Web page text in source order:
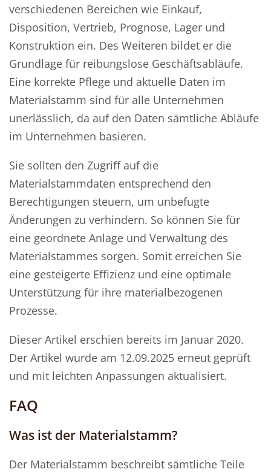
verschiedenen Bereichen wie Einkauf,
Disposition, Vertrieb, Prognose, Lager und
Konstruktion ein. Des Weiteren bildet er die
Grundlage für reibungslose Geschäftsabläufe.
Eine korrekte Pflege und aktuelle Daten im
Materialstamm sind für alle Unternehmen
unerlässlich, da auf den Daten sämtliche Abläufe
im Unternehmen basieren.
Sie sollten den Zugriff auf die
Materialstammdaten entsprechend den
Berechtigungen steuern, um unbefugte
Änderungen zu verhindern. So können Sie für
eine geordnete Anlage und Verwaltung des
Materialstammes sorgen. Somit erreichen Sie
eine gesteigerte Effizienz und eine optimale
Unterstützung für ihre materialbezogenen
Prozesse.
Dieser Artikel erschien bereits im Januar 2020.
Der Artikel wurde am 12.09.2025 erneut geprüft
und mit leichten Anpassungen aktualisiert.
FAQ
Was ist der Materialstamm?
Der Materialstamm beschreibt sämtliche Teile